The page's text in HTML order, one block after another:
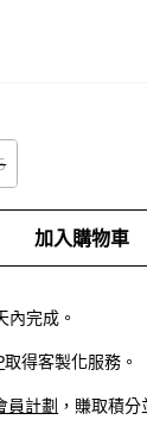
加入購物車
內完成。
取得客製化服務​。
員計劃 ，賺取積